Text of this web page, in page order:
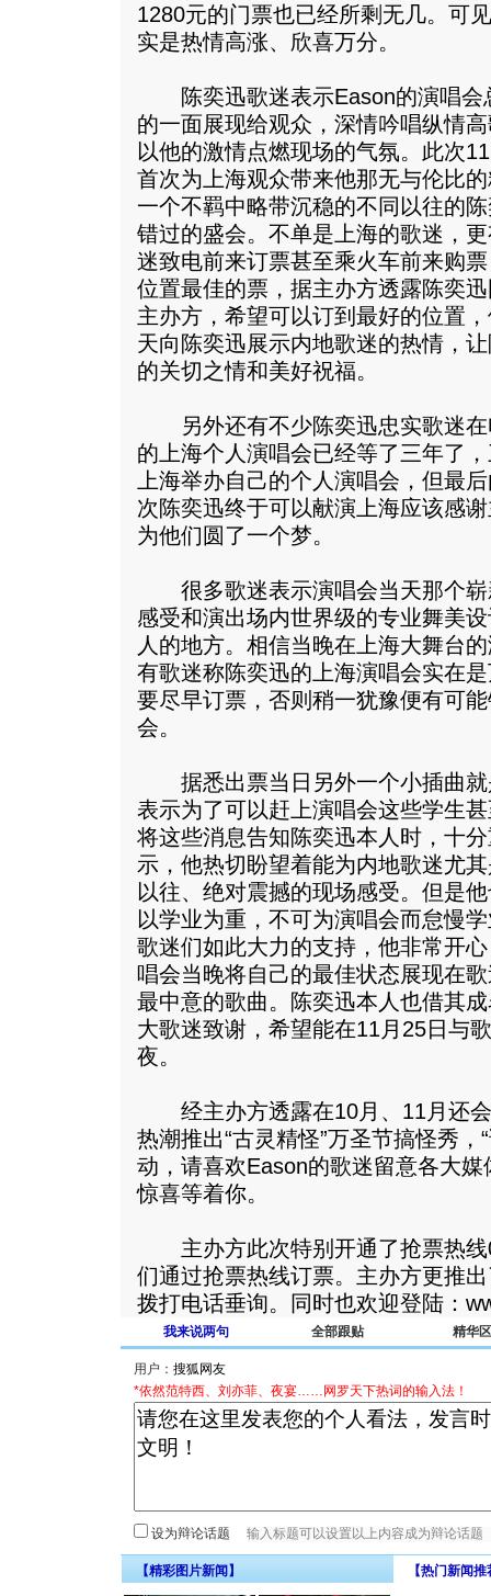
1280元的门票也已经所剩无几。可
实是热情高涨、欣喜万分。
陈奕迅歌迷表示Eason的演唱会
的一面展现给观众，深情吟唱纵情
以他的激情点燃现场的气氛。此次
首次为上海观众带来他那无与伦比
一个不羁中略带沉稳的不同以往的
错过的盛会。不单是上海的歌迷，
迷致电前来订票甚至乘火车前来购
位置最佳的票，据主办方透露陈奕
主办方，希望可以订到最好的位置
天向陈奕迅展示内地歌迷的热情，
的关切之情和美好祝福。
另外还有不少陈奕迅忠实歌迷在
的上海个人演唱会已经等了三年了
上海举办自己的个人演唱会，但最
次陈奕迅终于可以献演上海应该感
为他们圆了一个梦。
很多歌迷表示演唱会当天那个崭
感受和演出场内世界级的专业舞美
人的地方。相信当晚在上海大舞台
有歌迷称陈奕迅的上海演唱会实在
要尽早订票，否则稍一犹豫便有可
会。
据悉出票当日另外一个小插曲就
表示为了可以赶上演唱会这些学生
将这些消息告知陈奕迅本人时，十
示，他热切盼望着能为内地歌迷尤
以往、绝对震撼的现场感受。但是
以学业为重，不可为演唱会而怠慢
歌迷们如此大力的支持，他非常开
唱会当晚将自己的最佳状态展现在
最中意的歌曲。陈奕迅本人也借其
大歌迷致谢，希望能在11月25日与
夜。
经主办方透露在10月、11月还会
热潮推出“古灵精怪”万圣节搞怪秀，
动，请喜欢Eason的歌迷留意各大
惊喜等着你。
主办方此次特别开通了抢票热线
们通过抢票热线订票。主办方更推
拨打电话垂询。同时也欢迎登陆：
我来说两句 全部跟贴 精华区
用户：
*依然范特西、刘亦菲、夜宴……网罗天下热词的输入法！
设为辩论话题
【精彩图片新闻】 【热门新闻